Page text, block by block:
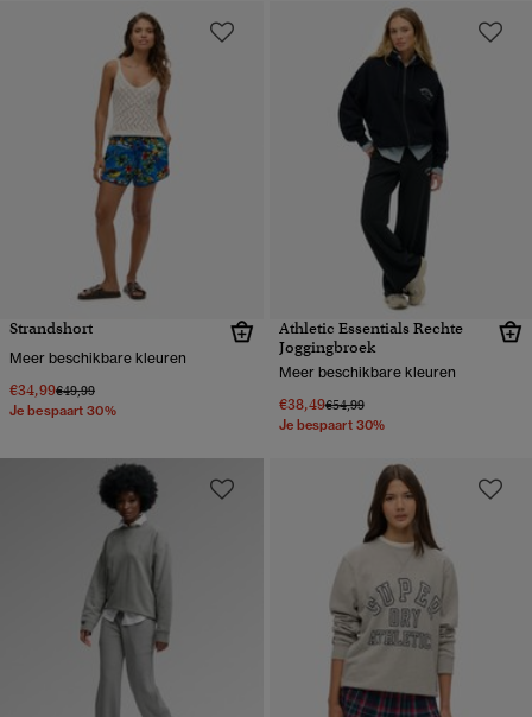
Strandshort
Meer beschikbare kleuren
€34,99Prijs verlaagd van
€49,99naar
Je bespaart 30%
Athletic Essentials Rechte
Joggingbroek
Meer beschikbare kleuren
€38,49Prijs verlaagd van
€54,99naar
Je bespaart 30%